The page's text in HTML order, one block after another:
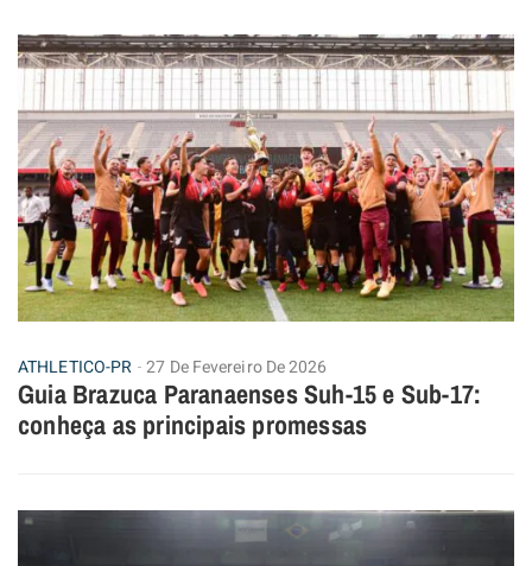
ATHLETICO-PR 27 De Fevereiro De 2026
Guia Brazuca Paranaenses Suh-15 e Sub-17:
conheça as principais promessas